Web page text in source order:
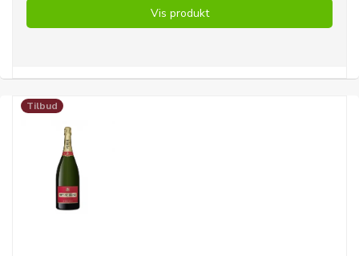
Vis produkt
Tilbud